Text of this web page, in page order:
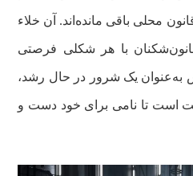
محلی باقی مانده‌اند. آن خلاء
با هر شکلی فرصتی
یک شرور در حال رشد،
است تا نامی برای خود دست و